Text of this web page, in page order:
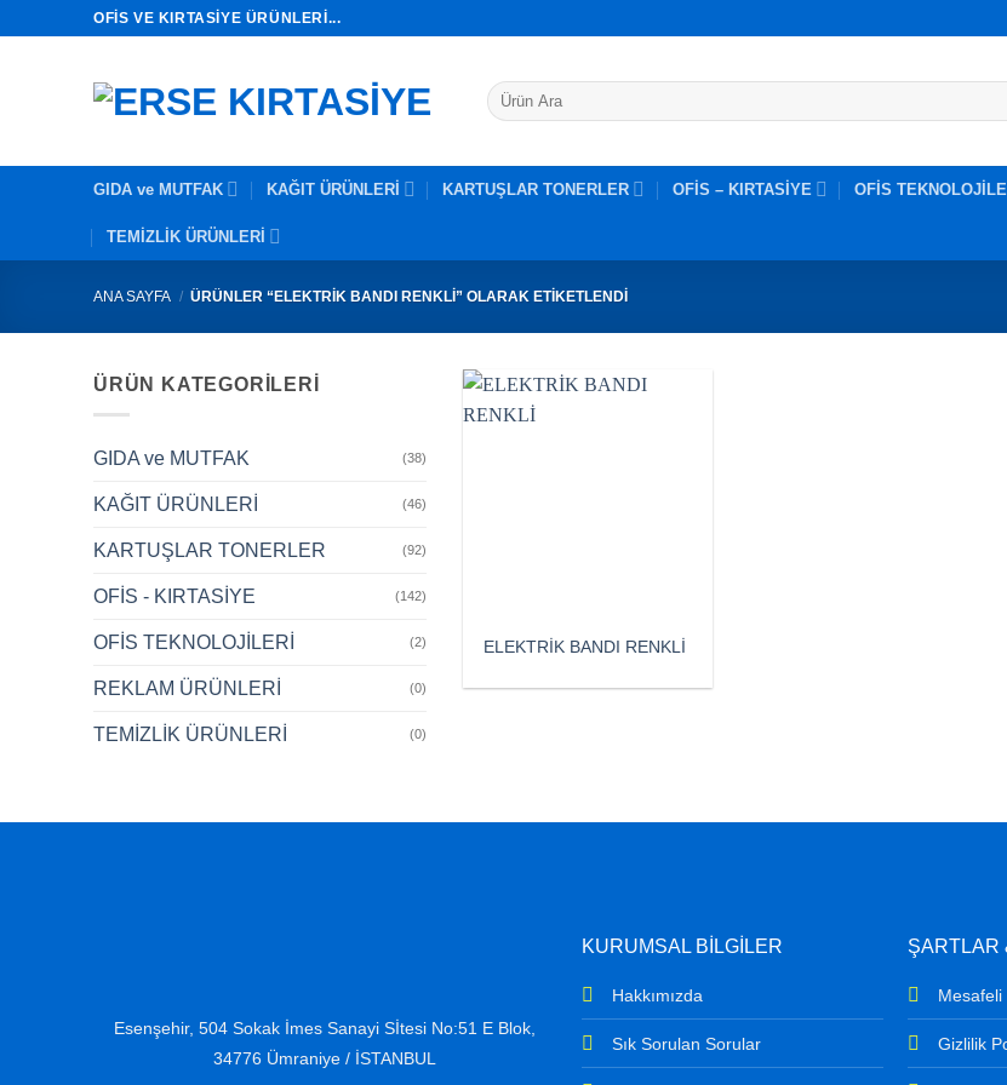
OFIS VE KIRTASIYE ÜRÜNLERI...
Ara:
GIDA ve MUTFAK KAĞIT ÜRÜNLERİ KARTUŞLAR TONERLER OFİS – KIRTASİYE OFİS
TEMİZLİK ÜRÜNLERİ
ANA SAYFA / ÜRÜNLER “ELEKTRİK BANDI RENKLİ” OLARAK ETIKETLENDI
ÜRÜN KATEGORILERI
GIDA ve MUTFAK (38)
KAĞIT ÜRÜNLERİ (46)
KARTUŞLAR TONERLER (92)
OFİS - KIRTASİYE (142)
OFİS TEKNOLOJİLERİ (2)
REKLAM ÜRÜNLERİ (0)
TEMİZLİK ÜRÜNLERİ (0)
ELEKTRİK BANDI RENKLİ
Esenşehir, 504 Sokak İmes Sanayi Sİtesi No:51 E Blok,
34776 Ümraniye / İSTANBUL
KURUMSAL BİLGİLER
Hakkımızda
Sık Sorulan Sorular
ŞARTLAR
Mesafeli
Gizlilik